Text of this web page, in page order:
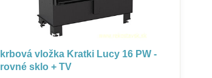
krbová vložka Kratki Lucy 16 PW -
rovné sklo + TV